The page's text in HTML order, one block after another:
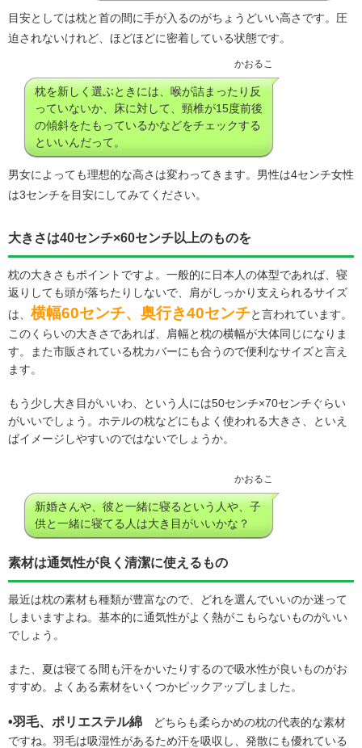
目安としては枕と首の間に手が入るのがちょうどいい高さです。圧
迫されないけれど、ほどほどに密着している状態です。
かおるこ
枕を新しく選ぶときには、喉が詰まったり反
っていないか、床に対して、頸椎が15度前後
の傾斜をたもっているかなどをチェックする
といいんだって。
男女によっても理想的な高さは変わってきます。男性は4センチ女性
は3センチを目安にしてみてください。
大きさは40センチ×60センチ以上のものを
枕の大きさもポイントですよ。一般的に日本人の体型であれば、寝
返りしても頭が落ちたりしないで、肩がしっかり支えられるサイズ
は、 横幅60センチ、奥行き40センチと言われています。
このくらいの大きさであれば、肩幅と枕の横幅が大体同じになりま
す。また市販されている枕カバーにも合うので便利なサイズと言え
ます。
もう少し大き目がいいわ、という人には50センチ×70センチぐらい
がいいでしょう。ホテルの枕などにもよく使われる大きさ、といえ
ばイメージしやすいのではないでしょうか。
かおるこ
新婚さんや、彼と一緒に寝るという人や、子
供と一緒に寝てる人は大き目がいいかな？
素材は通気性が良く清潔に使えるもの
最近は枕の素材も種類が豊富なので、どれを選んでいいのか迷って
しまいますよね。基本的に通気性がよく熱がこもらないものがいい
でしょう。
また、夏は寝てる間も汗をかいたりするので吸水性が良いものがお
すすめ。よくある素材をいくつかピックアップしました。
•羽毛、ポリエステル綿 どちらも柔らかめの枕の代表的な素材
ですね。羽毛は吸湿性があるため汗を吸収し、発散にも優れている